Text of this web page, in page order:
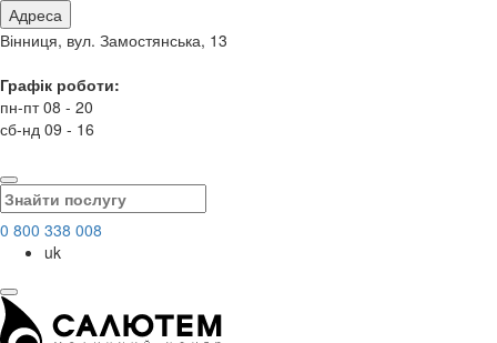
Адреса
Вінниця, вул. Замостянська, 13
Графік роботи:
пн-пт 08 - 20
сб-нд 09 - 16
0 800 338 008
uk